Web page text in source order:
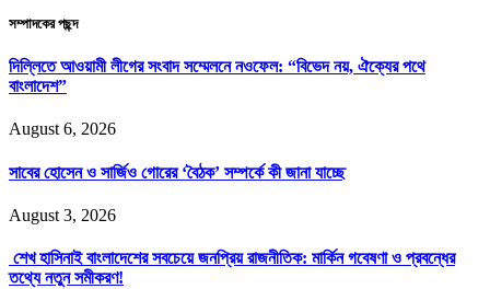
সম্পাদকের পছন্দ
দিল্লিতে আওয়ামী লীগের সংবাদ সম্মেলনে নওফেল: “বিভেদ নয়, ঐক্যের পথে
বাংলাদেশ”
August 6, 2026
সাবের হোসেন ও সার্জিও গোরের ‘বৈঠক’ সম্পর্কে কী জানা যাচ্ছে
August 3, 2026
শেখ হাসিনাই বাংলাদেশের সবচেয়ে জনপ্রিয় রাজনীতিক: মার্কিন গবেষণা ও প্রবন্ধের
তথ্যে নতুন সমীকরণ!